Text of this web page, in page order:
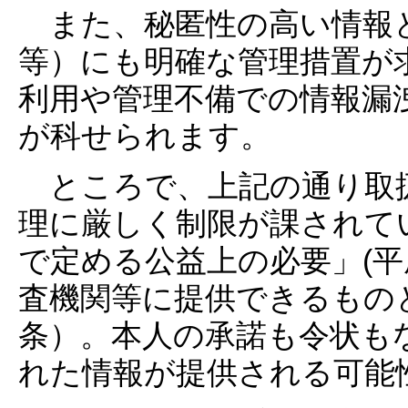
また、秘匿性の高い情報
等）にも明確な管理措置
利用や管理不備での情報
が科せられます。
ところで、上記の通り取
理に厳しく制限が課され
で定める公益上の必要」(
査機関等に提供できるも
条）。本人の承諾も令状
れた情報が提供される可能